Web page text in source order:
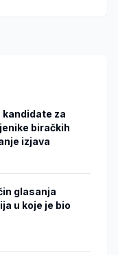
kandidate za
biračkih
izjava
glasanja
u koje je bio